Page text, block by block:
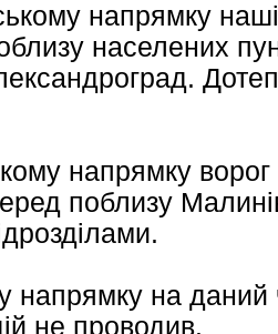
напрямку
населених
напрямку
поблизу
напрямку на даний
не проводив.